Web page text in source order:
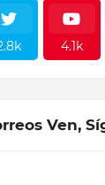
4.1k
Ven,